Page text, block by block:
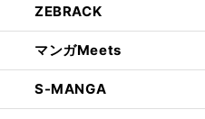
ZEBRACK
マンガMeets
S-MANGA